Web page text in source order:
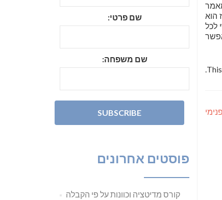
הוא
לכל
.
שם פרטי:
שם משפחה:
פוסטים אחרונים
קורס מדיטציה וכוונות על פי הקבלה